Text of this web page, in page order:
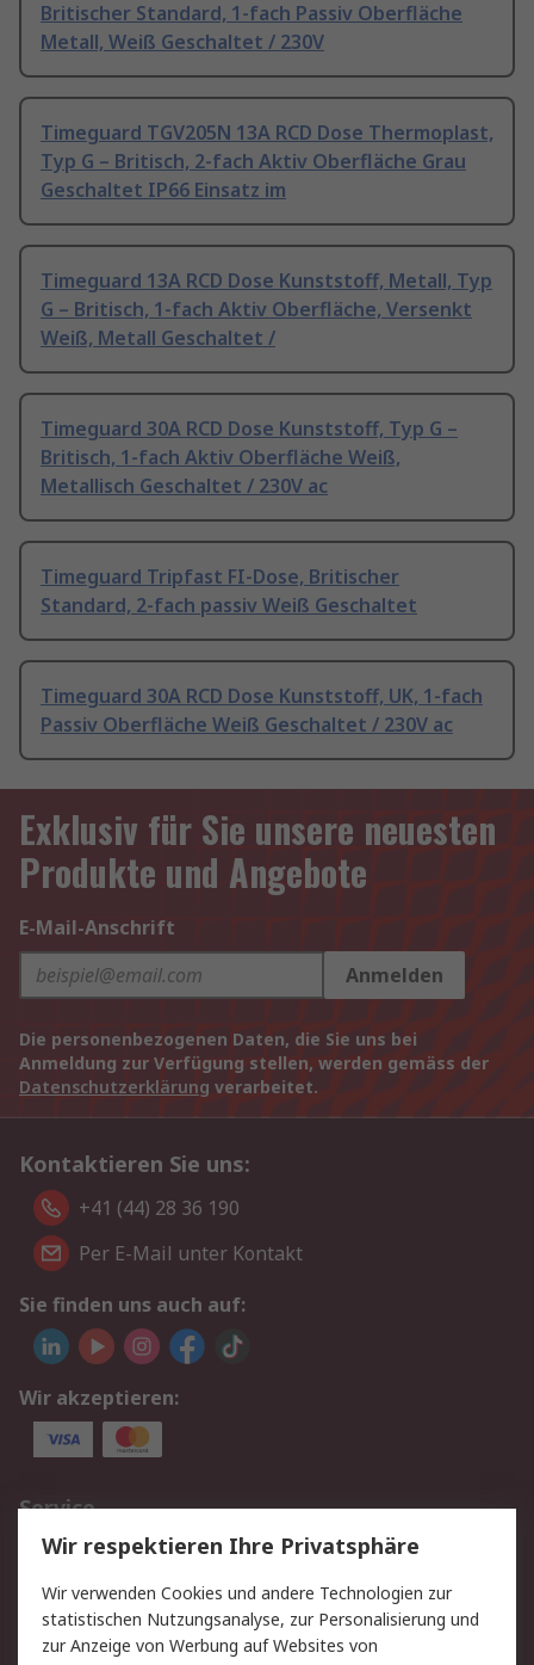
Britischer Standard, 1-fach Passiv Oberfläche
Metall, Weiß Geschaltet / 230V
Timeguard TGV205N 13A RCD Dose Thermoplast,
Typ G – Britisch, 2-fach Aktiv Oberfläche Grau
Geschaltet IP66 Einsatz im
Timeguard 13A RCD Dose Kunststoff, Metall, Typ
G – Britisch, 1-fach Aktiv Oberfläche, Versenkt
Weiß, Metall Geschaltet /
Timeguard 30A RCD Dose Kunststoff, Typ G –
Britisch, 1-fach Aktiv Oberfläche Weiß,
Metallisch Geschaltet / 230V ac
Timeguard Tripfast FI-Dose, Britischer
Standard, 2-fach passiv Weiß Geschaltet
Timeguard 30A RCD Dose Kunststoff, UK, 1-fach
Passiv Oberfläche Weiß Geschaltet / 230V ac
Exklusiv für Sie unsere neuesten
Produkte und Angebote
E-Mail-Anschrift
Anmelden
Die personenbezogenen Daten, die Sie uns bei
Anmeldung zur Verfügung stellen, werden gemäss der
Datenschutzerklärung verarbeitet.
Kontaktieren Sie uns:
+41 (44) 28 36 190
Per E-Mail unter Kontakt
Sie finden uns auch auf:
Wir akzeptieren:
Service
Value Added Services
Lieferlösungen
Rücksendungen
Kontakt
Hilfe
Wir respektieren Ihre Privatsphäre
Wir verwenden Cookies und andere Technologien zur
statistischen Nutzungsanalyse, zur Personalisierung und
zur Anzeige von Werbung auf Websites von